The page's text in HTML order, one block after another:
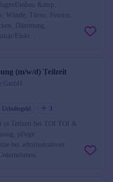
&amp;
Wände, Türen, Fenster,
Dämmung,
Elekt...
(m/w/d) Teilzeit
Urlaubsgeld 3
in Teilzeit bei TOI TOI &
pflege
bei administrativen